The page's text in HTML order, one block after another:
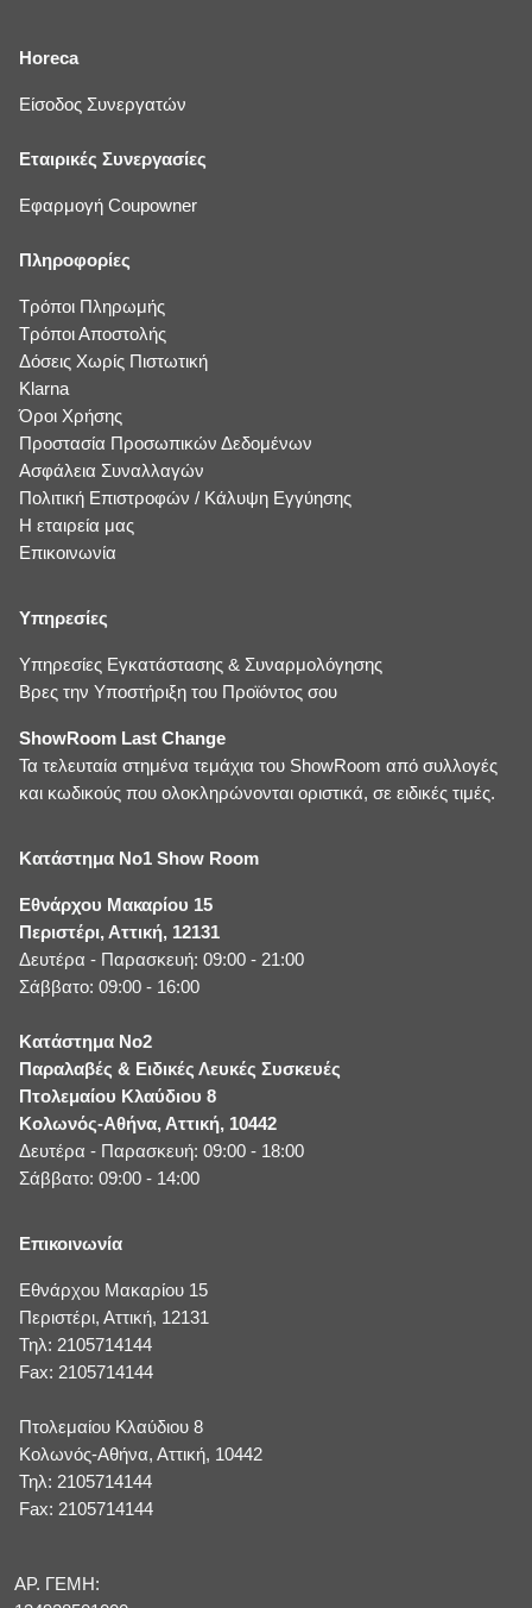
Horeca
Είσοδος Συνεργατών
Εταιρικές Συνεργασίες
Εφαρμογή Coupowner
Πληροφορίες
Τρόποι Πληρωμής
Τρόποι Αποστολής
Δόσεις Χωρίς Πιστωτική
Klarna
Όροι Χρήσης
Προστασία Προσωπικών Δεδομένων
Ασφάλεια Συναλλαγών
Πολιτική Επιστροφών / Κάλυψη Εγγύησης
Η εταιρεία μας
Επικοινωνία
Υπηρεσίες
Υπηρεσίες Εγκατάστασης & Συναρμολόγησης
Βρες την Υποστήριξη του Προϊόντος σου
ShowRoom Last Change
Τα τελευταία στημένα τεμάχια του ShowRoom από συλλογές
και κωδικούς που ολοκληρώνονται οριστικά, σε ειδικές τιμές.
Κατάστημα No1 Show Room
Εθνάρχου Μακαρίου 15
Περιστέρι, Αττική, 12131
Δευτέρα - Παρασκευή: 09:00 - 21:00
Σάββατο: 09:00 - 16:00
Κατάστημα No2
Παραλαβές & Ειδικές Λευκές Συσκευές
Πτολεμαίου Κλαύδιου 8
Κολωνός-Αθήνα, Αττική, 10442
Δευτέρα - Παρασκευή: 09:00 - 18:00
Σάββατο: 09:00 - 14:00
Επικοινωνία
Εθνάρχου Μακαρίου 15
Περιστέρι, Αττική, 12131
Τηλ: 2105714144
Fax: 2105714144
Πτολεμαίου Κλαύδιου 8
Κολωνός-Αθήνα, Αττική, 10442
Τηλ: 2105714144
Fax: 2105714144
ΑΡ. ΓΕΜΗ: